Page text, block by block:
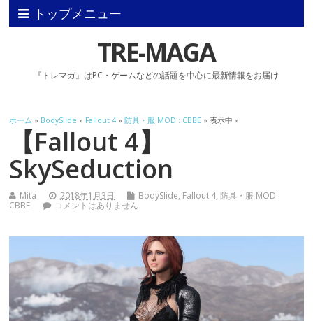
トップメニュー
TRE-MAGA
『トレマガ』はPC・ゲームなどの話題を中心に最新情報をお届け
ホーム » BodySlide » Fallout 4 »防具・服 MOD : CBBE » 表示中 »
【Fallout 4】
SkySeduction
Mita 2018年1月3日 BodySlide, Fallout 4,防具・服 MOD :
CBBE
コメントはありません